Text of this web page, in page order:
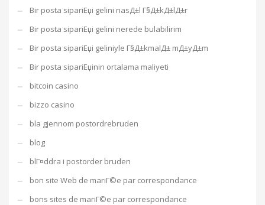
Bir posta sipariЕџi gelini nasД±l Г§Д±kД±lД±r
Bir posta sipariЕџi gelini nerede bulabilirim
Bir posta sipariЕџi geliniyle Г§Д±kmalД± mД±yД±m
Bir posta sipariЕџinin ortalama maliyeti
bitcoin casino
bizzo casino
bla gjennom postordrebruden
blog
blГ¤ddra i postorder bruden
bon site Web de mariГ©e par correspondance
bons sites de mariГ©e par correspondance